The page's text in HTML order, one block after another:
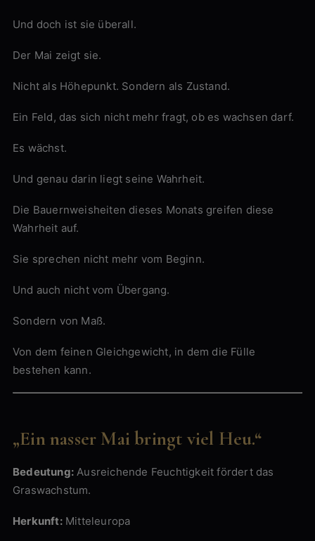
Und doch ist sie überall.
Der Mai zeigt sie.
Nicht als Höhepunkt. Sondern als Zustand.
Ein Feld, das sich nicht mehr fragt, ob es wachsen darf.
Es wächst.
Und genau darin liegt seine Wahrheit.
Die Bauernweisheiten dieses Monats greifen diese
Wahrheit auf.
Sie sprechen nicht mehr vom Beginn.
Und auch nicht vom Übergang.
Sondern von Maß.
Von dem feinen Gleichgewicht, in dem die Fülle
bestehen kann.
„Ein nasser Mai bringt viel Heu.“
Bedeutung: Ausreichende Feuchtigkeit fördert das
Graswachstum.
Herkunft:Mitteleuropa